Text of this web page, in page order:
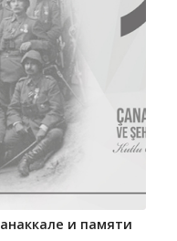
и памяти